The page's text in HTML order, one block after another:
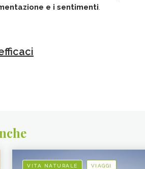
e i sentimenti.
VITA NATURALE VIAGGI